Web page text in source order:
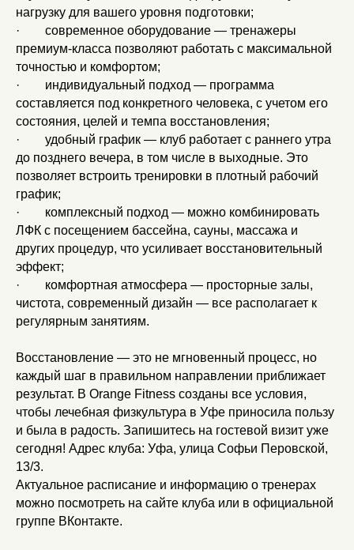
нагрузку для вашего уровня подготовки;
· современное оборудование — тренажеры
премиум-класса позволяют работать с максимальной
точностью и комфортом;
· индивидуальный подход — программа
составляется под конкретного человека, с учетом его
состояния, целей и темпа восстановления;
· удобный график — клуб работает с раннего утра
до позднего вечера, в том числе в выходные. Это
позволяет встроить тренировки в плотный рабочий
график;
· комплексный подход — можно комбинировать
ЛФК с посещением бассейна, сауны, массажа и
других процедур, что усиливает восстановительный
эффект;
· комфортная атмосфера — просторные залы,
чистота, современный дизайн — все располагает к
регулярным занятиям.
Восстановление — это не мгновенный процесс, но
каждый шаг в правильном направлении приближает
результат. В Orange Fitness созданы все условия,
чтобы лечебная физкультура в Уфе приносила пользу
и была в радость. Запишитесь на гостевой визит уже
сегодня! Адрес клуба: Уфа, улица Софьи Перовской,
13/3.
Актуальное расписание и информацию о тренерах
можно посмотреть на сайте клуба или в официальной
группе ВКонтакте.
Профессиональные
тренеры
Индивидуальный
подход к каждому
Бассейн
Три бассейна в одном клубе
Хамам, сауна,
тренировок
Без ограничения по
времени посещения